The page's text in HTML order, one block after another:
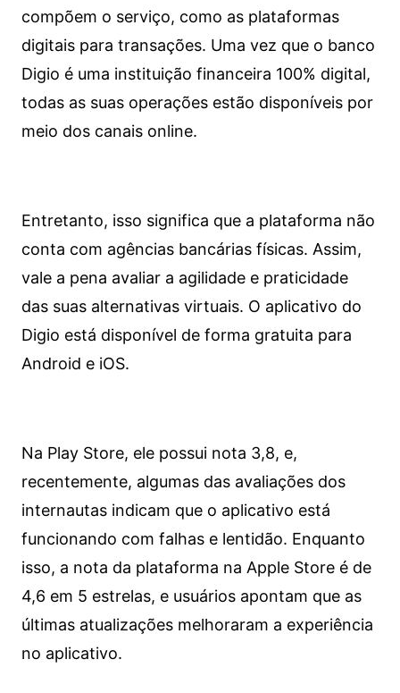
compõem o serviço, como as plataformas
digitais para transações. Uma vez que o banco
Digio é uma instituição financeira 100% digital,
todas as suas operações estão disponíveis por
meio dos canais online.
Entretanto, isso significa que a plataforma não
conta com agências bancárias físicas. Assim,
vale a pena avaliar a agilidade e praticidade
das suas alternativas virtuais. O aplicativo do
Digio está disponível de forma gratuita para
Android e iOS.
Na Play Store, ele possui nota 3,8, e,
recentemente, algumas das avaliações dos
internautas indicam que o aplicativo está
funcionando com falhas e lentidão. Enquanto
isso, a nota da plataforma na Apple Store é de
4,6 em 5 estrelas, e usuários apontam que as
últimas atualizações melhoraram a experiência
no aplicativo.